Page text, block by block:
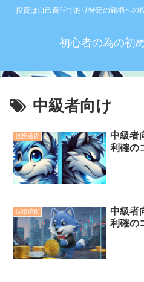
投資は自己責任であり特定の銘柄への
初心者の為の初
中級者向け
仮想通貨
中級者
利確の
仮想通貨
中級者
利確の